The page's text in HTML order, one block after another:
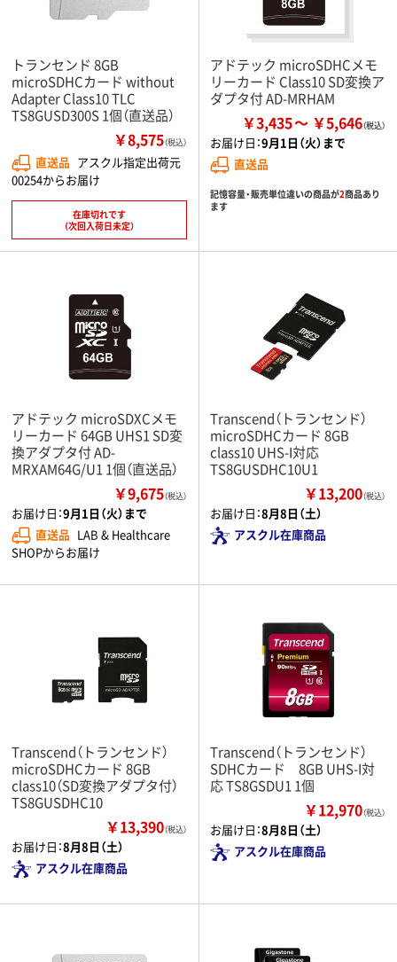
トランセンド 8GB
microSDHCカード without
Adapter Class10 TLC
TS8GUSD300S 1個（直送品）
￥8,575（税込）
直送品 アスクル指定出荷元
00254からお届け
在庫切れです
（次回入荷日未定）
アドテック microSDHCメモ
リーカード Class10 SD変換ア
ダプタ付 AD-MRHAM
￥3,435 ￥5,646
お届け日：9月1日（火）まで
直送品
記憶容量・販売単位違いの商品が2商品あり
ます
アドテック microSDXCメモ
リーカード 64GB UHS1 SD変
換アダプタ付 AD-
MRXAM64G/U1 1個（直送品）
￥9,675（税込）
お届け日：9月1日（火）まで
直送品 LAB & Healthcare
SHOPからお届け
Transcend（トランセンド）
microSDHCカード 8GB
class10 UHS-I対応
TS8GUSDHC10U1
￥13,200（税込）
お届け日：8月8日（土）
アスクル在庫商品
Transcend（トランセンド）
microSDHCカード 8GB
class10（SD変換アダプタ付）
TS8GUSDHC10
￥13,390（税込）
お届け日：8月8日（土）
アスクル在庫商品
Transcend（トランセンド）
SDHCカード 8GB UHS-I対
応 TS8GSDU1 1個
￥12,970（税込）
お届け日：8月8日（土）
アスクル在庫商品